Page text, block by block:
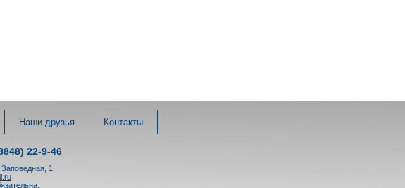
Наши друзья Контакты
22-9-46
1.